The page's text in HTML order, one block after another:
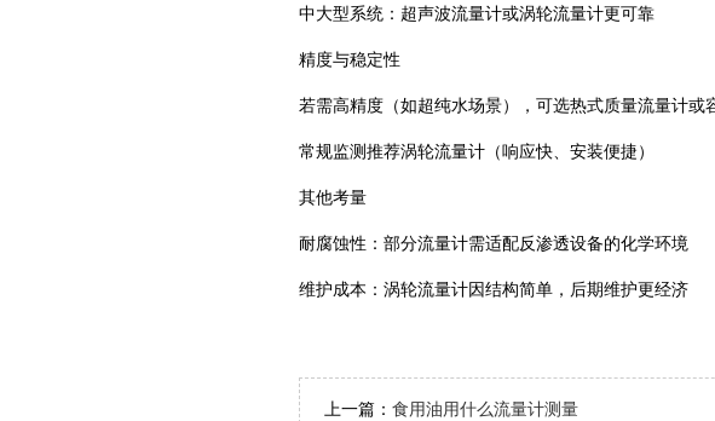
‌中大型系统‌：超声波流量计或涡轮流量计更可靠 ‌
精度与稳定性
若需高精度（如超纯水场景），可选‌热式质量流量计‌或‌
常规监测推荐‌涡轮流量计‌（响应快、安装便捷） ‌
其他考量
‌耐腐蚀性‌：部分流量计需适配反渗透设备的化学环境 ‌
‌维护成本‌：涡轮流量计因结构简单，后期维护更经济 ‌
上一篇： 食用油用什么流量计测量